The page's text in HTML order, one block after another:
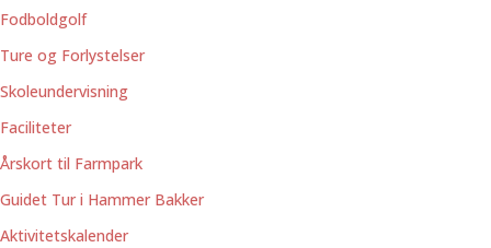
Fodboldgolf
Ture og Forlystelser
Skoleundervisning
Faciliteter
Årskort til Farmpark
Guidet Tur i Hammer Bakker
Aktivitetskalender